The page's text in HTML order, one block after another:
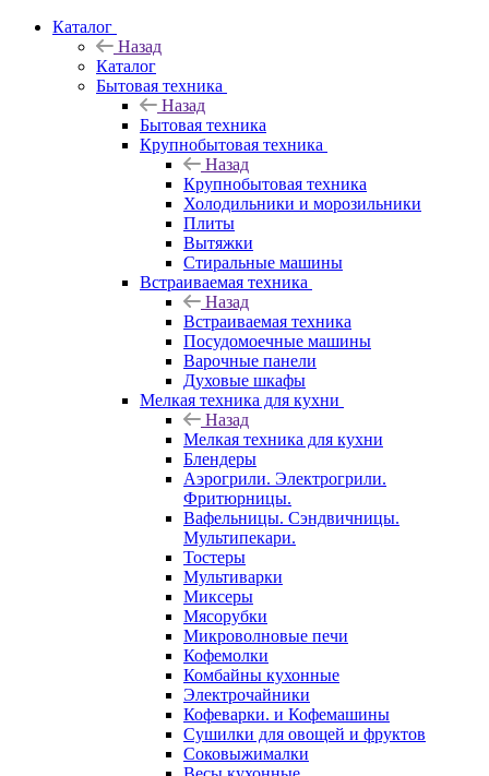
Каталог
Назад
Каталог
Бытовая техника
Назад
Бытовая техника
Крупнобытовая техника
Назад
Крупнобытовая техника
Холодильники и морозильники
Плиты
Вытяжки
Стиральные машины
Встраиваемая техника
Назад
Встраиваемая техника
Посудомоечные машины
Варочные панели
Духовые шкафы
Мелкая техника для кухни
Назад
Мелкая техника для кухни
Блендеры
Аэрогрили. Электрогрили.
Фритюрницы.
Вафельницы. Сэндвичницы.
Мультипекари.
Тостеры
Мультиварки
Миксеры
Мясорубки
Микроволновые печи
Кофемолки
Комбайны кухонные
Электрочайники
Кофеварки. и Кофемашины
Сушилки для овощей и фруктов
Соковыжималки